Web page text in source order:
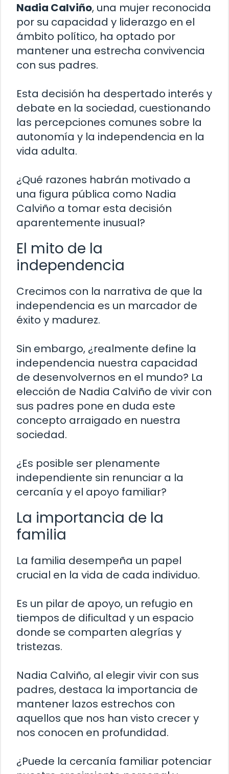
Nadia Calviño, una mujer reconocida
por su capacidad y liderazgo en el
ámbito político, ha optado por
mantener una estrecha convivencia
con sus padres.
Esta decisión ha despertado interés y
debate en la sociedad, cuestionando
las percepciones comunes sobre la
autonomía y la independencia en la
vida adulta.
¿Qué razones habrán motivado a
una figura pública como Nadia
Calviño a tomar esta decisión
aparentemente inusual?
El mito de la
independencia
Crecimos con la narrativa de que la
independencia es un marcador de
éxito y madurez.
Sin embargo, ¿realmente define la
independencia nuestra capacidad
de desenvolvernos en el mundo? La
elección de Nadia Calviño de vivir con
sus padres pone en duda este
concepto arraigado en nuestra
sociedad.
¿Es posible ser plenamente
independiente sin renunciar a la
cercanía y el apoyo familiar?
La importancia de la
familia
La familia desempeña un papel
crucial en la vida de cada individuo.
Es un pilar de apoyo, un refugio en
tiempos de dificultad y un espacio
donde se comparten alegrías y
tristezas.
Nadia Calviño, al elegir vivir con sus
padres, destaca la importancia de
mantener lazos estrechos con
aquellos que nos han visto crecer y
nos conocen en profundidad.
¿Puede la cercanía familiar potenciar